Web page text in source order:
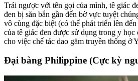
Trái ngược với tên gọi của mình, tê giác
đen bị săn bắn gần đến bờ vực tuyệt
vô cùng đặc biệt (có thể phát triển lên
của tê giác đen được sử dụng trong y
cho việc chế tác dao găm truyền thống ở
Đại bàng Philippine (Cực kỳ